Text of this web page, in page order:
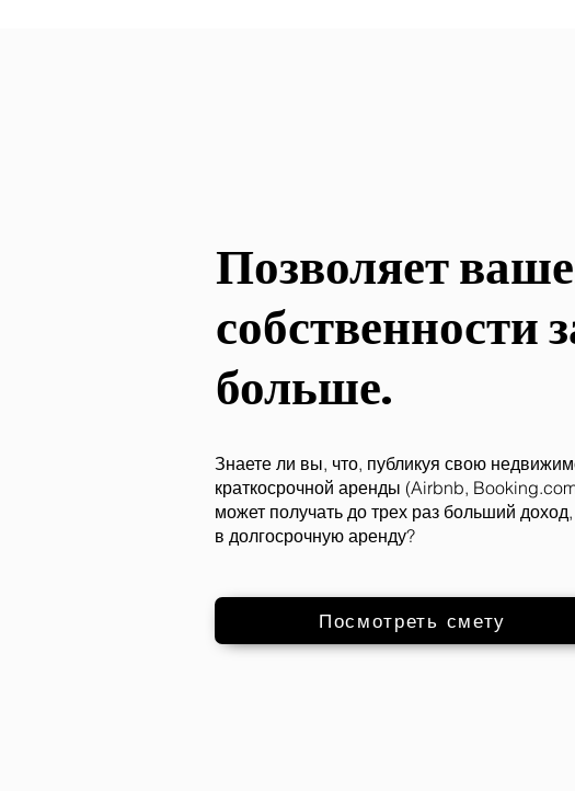
Позволяет
собственности
больше.
Знаете ли вы, что, публикуя свою
краткосрочной аренды (Airbnb,
может получать до трех раз больший
в долгосрочную аренду?
Посмотреть смету